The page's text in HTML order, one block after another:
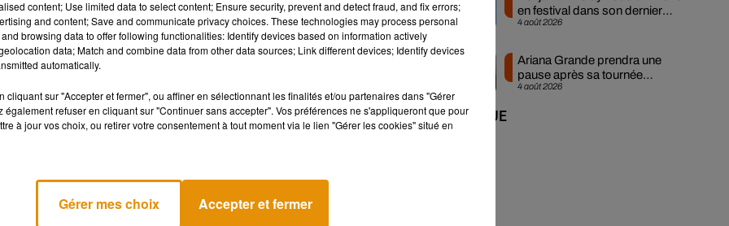
», précise-t-elle. Avec eux, elle a pu développer il y a 8 ans
». Le public est invité à venir partager un moment avec ses
humains qu’ils ne connaissent pas.
un CV impressionnant, ou plutôt devrait-on dire ses animaux.
; des expériences toute plus enrichissantes les unes que
4 août 2026
en festival dans son dernier
clip
4 août 2026
Ariana Grande prendra une
pause après sa tournée
mondiale
+ DE MUSIQUE
content; Use limited data to select content; Ensure security, prevent and detect fraud, and fix errors;
and content; Save and communicate privacy choices. These technologies may process personal
browsing data to offer following functionalities: Identify devices based on information actively
data; Match and combine data from other data sources; Link different devices; Identify devices
automatically.
cliquant sur "Accepter et fermer", ou affiner en sélectionnant les finalités et/ou partenaires dans "Gérer
également refuser en cliquant sur "Continuer sans accepter". Vos préférences ne s'appliqueront que pour
à jour vos choix, ou retirer votre consentement à tout moment via le lien "Gérer les cookies" situé en
Gérer mes choix Accepter et fermer